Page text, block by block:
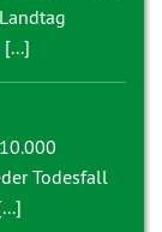
Todesfall